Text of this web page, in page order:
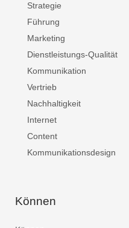
Strategie
Führung
Marketing
Dienstleistungs-Qualität
Kommunikation
Vertrieb
Nachhaltigkeit
Internet
Content
Kommunikationsdesign
Können